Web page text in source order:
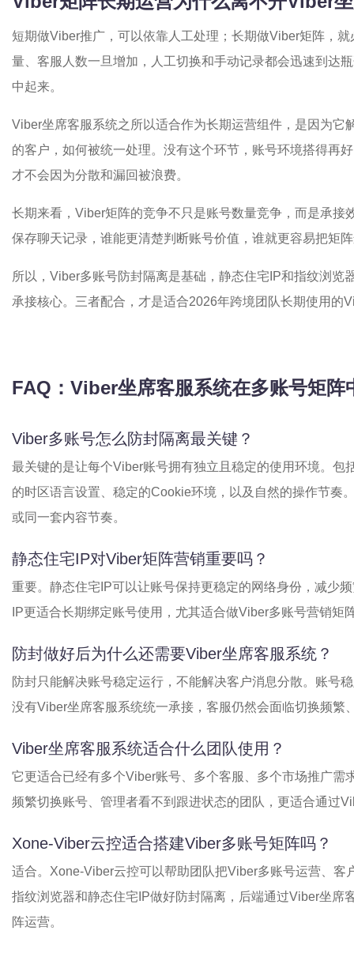
短期做Viber推广，可以依靠人工处理；长期做Viber矩阵，
量、客服人数一旦增加，人工切换和手动记录都会迅速到达
中起来。
Viber坐席客服系统之所以适合作为长期运营组件，是因为它
的客户，如何被统一处理。没有这个环节，账号环境搭得再
才不会因为分散和漏回被浪费。
长期来看，Viber矩阵的竞争不只是账号数量竞争，而是承接
保存聊天记录，谁能更清楚判断账号价值，谁就更容易把矩
所以，Viber多账号防封隔离是基础，静态住宅IP和指纹浏览
承接核心。三者配合，才是适合2026年跨境团队长期使用的
FAQ：Viber坐席客服系统在多账号矩阵
Viber多账号怎么防封隔离最关键？
最关键的是让每个Viber账号拥有独立且稳定的使用环境。包
的时区语言设置、稳定的Cookie环境，以及自然的操作节奏
或同一套内容节奏。
静态住宅IP对Viber矩阵营销重要吗？
重要。静态住宅IP可以让账号保持更稳定的网络身份，减少
IP更适合长期绑定账号使用，尤其适合做Viber多账号营销矩
防封做好后为什么还需要Viber坐席客服系统？
防封只能解决账号稳定运行，不能解决客户消息分散。账号
没有Viber坐席客服系统统一承接，客服仍然会面临切换频繁
Viber坐席客服系统适合什么团队使用？
它更适合已经有多个Viber账号、多个客服、多个市场推广需
频繁切换账号、管理者看不到跟进状态的团队，更适合通过
Xone-Viber云控适合搭建Viber多账号矩阵吗？
适合。Xone-Viber云控可以帮助团队把Viber多账号运营、客
指纹浏览器和静态住宅IP做好防封隔离，后端通过Viber坐席
阵运营。